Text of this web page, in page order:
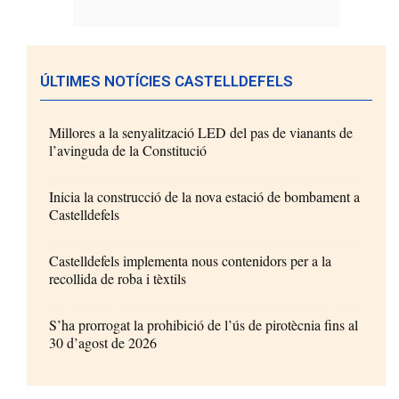
ÚLTIMES NOTÍCIES CASTELLDEFELS
Millores a la senyalització LED del pas de vianants de
l’avinguda de la Constitució
Inicia la construcció de la nova estació de bombament a
Castelldefels
Castelldefels implementa nous contenidors per a la
recollida de roba i tèxtils
S’ha prorrogat la prohibició de l’ús de pirotècnia fins al
30 d’agost de 2026